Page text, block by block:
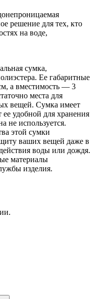
решение для тех, кто
на воде,
сумка,
Ее габаритные
а вместимость — 3
места для
вещей. Сумка имеет
ее удобной для хранения
не используется.
этой сумки
ваших вещей даже в
воды или дождя.
материалы
изделия.